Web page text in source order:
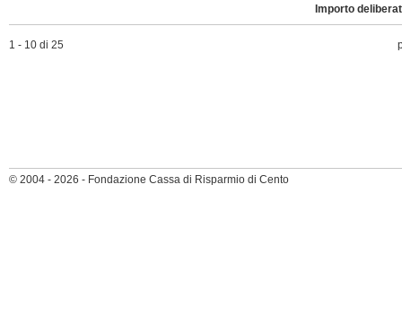
Importo
1 - 10 di 25
© 2004 - 2026 - Fondazione Cassa di Risparmio di Cento